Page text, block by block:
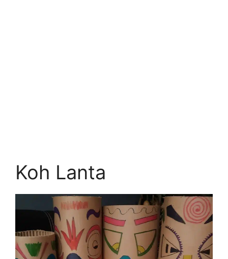
Koh Lanta